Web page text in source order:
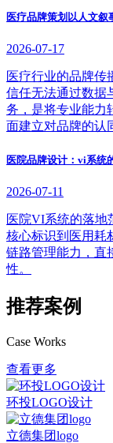
医疗品牌策划以人文叙
2026-07-17
医疗行业的品牌传
信任无法通过数据
务，是将专业能力
面建立对品牌的认
医院品牌设计：vi系统
2026-07-11
医院VI系统的落地
核心标识到医用耗
链路管理能力，直
性。
推荐案例
Case Works
查看更多
环投LOGO设计
立德集团logo